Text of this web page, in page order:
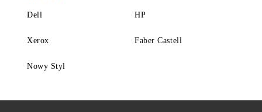
Dell HP
Xerox Faber Castell
Nowy Styl